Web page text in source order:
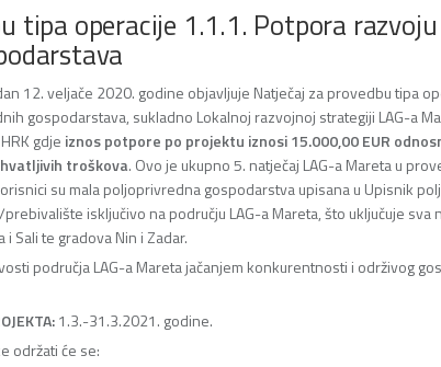
tipa operacije 1.1.1. Potpora
12. veljače 2020. godine objavljuje Natječaj za provedbu tipa
gospodarstava, sukladno Lokalnoj razvojnoj strategiji LAG-a
gdje iznos potpore po projektu iznosi 15.000,00 EUR
troškova. Ovo je ukupno 5. natječaj LAG-a Mareta u
su mala poljoprivredna gospodarstva upisana u Upisnik
isključivo na području LAG-a Mareta, što uključuje sva
i Sali te gradova Nin i Zadar.
područja LAG-a Mareta jačanjem konkurentnosti i održivog
1.3.-31.3.2021. godine.
održati će se: